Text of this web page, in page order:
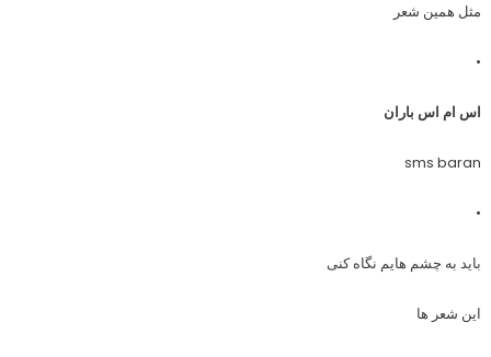
مثل همین شعر
•
اس ام اس باران
sms baran
•
باید به چشم هایم نگاه کنی
این شعر ها